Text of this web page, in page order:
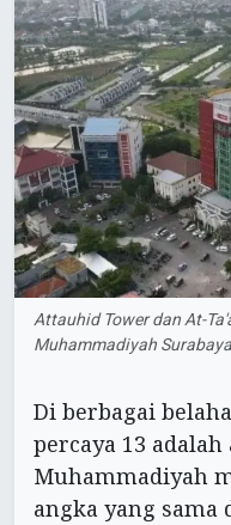
Attauhid Tower dan At-
Muhammadiyah
Di berbagai
percaya 13 adalah
Muhammadiyah
angka yang sama